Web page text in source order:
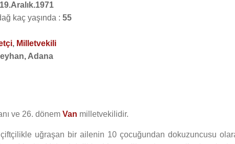
19.Aralık.1971
kaç yaşında : 55
, Milletvekili
Adana
ve 26. dönem Van milletvekilidir.
uğraşan bir ailenin 10 çocuğundan dokuzuncusu